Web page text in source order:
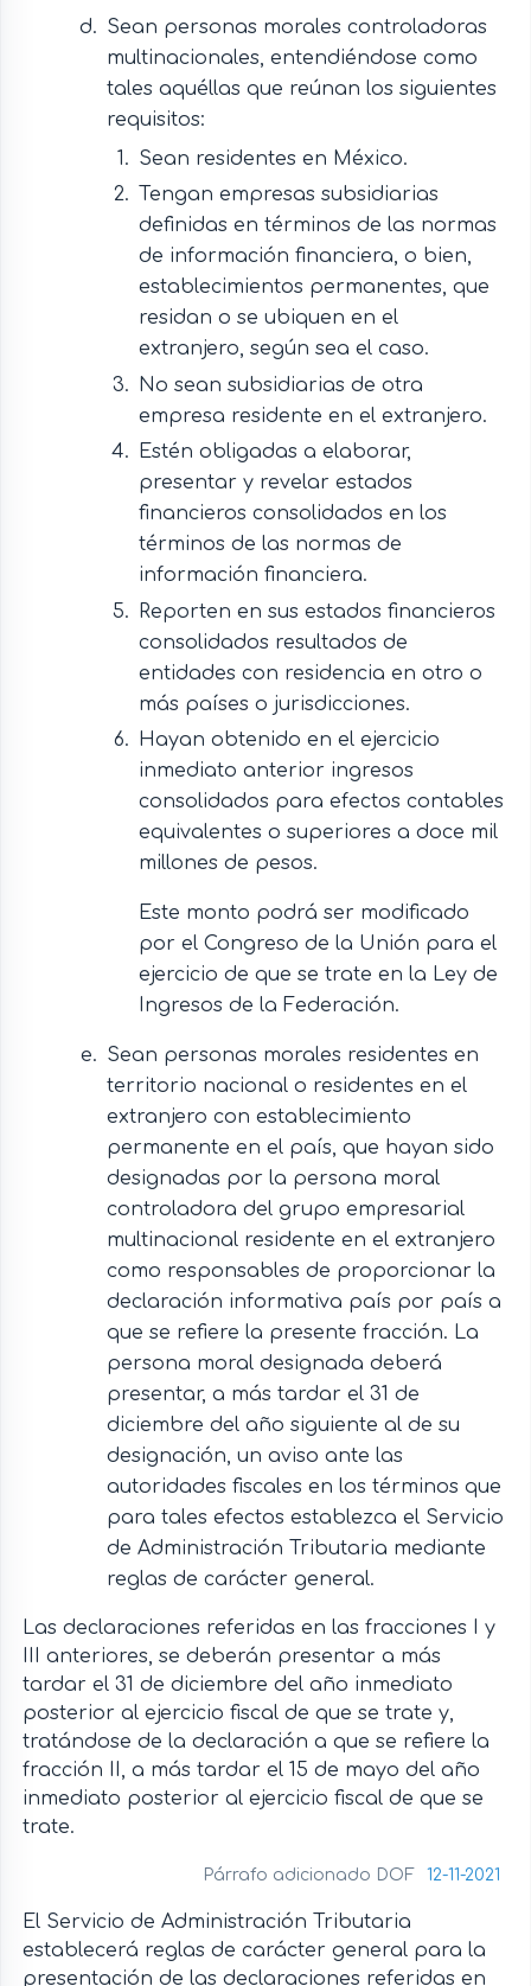
Sean personas morales controladoras
multinacionales, entendiéndose como
tales aquéllas que reúnan los siguientes
requisitos:
Sean residentes en México.
Tengan empresas subsidiarias
definidas en términos de las normas
de información financiera, o bien,
establecimientos permanentes, que
residan o se ubiquen en el
extranjero, según sea el caso.
No sean subsidiarias de otra
empresa residente en el extranjero.
Estén obligadas a elaborar,
presentar y revelar estados
financieros consolidados en los
términos de las normas de
información financiera.
Reporten en sus estados financieros
consolidados resultados de
entidades con residencia en otro o
más países o jurisdicciones.
Hayan obtenido en el ejercicio
inmediato anterior ingresos
consolidados para efectos contables
equivalentes o superiores a doce mil
millones de pesos.
Este monto podrá ser modificado
por el Congreso de la Unión para el
ejercicio de que se trate en la Ley de
Ingresos de la Federación.
Sean personas morales residentes en
territorio nacional o residentes en el
extranjero con establecimiento
permanente en el país, que hayan sido
designadas por la persona moral
controladora del grupo empresarial
multinacional residente en el extranjero
como responsables de proporcionar la
declaración informativa país por país a
que se refiere la presente fracción. La
persona moral designada deberá
presentar, a más tardar el 31 de
diciembre del año siguiente al de su
designación, un aviso ante las
autoridades fiscales en los términos que
para tales efectos establezca el Servicio
de Administración Tributaria mediante
reglas de carácter general.
Las declaraciones referidas en las fracciones I y
III anteriores, se deberán presentar a más
tardar el 31 de diciembre del año inmediato
posterior al ejercicio fiscal de que se trate y,
tratándose de la declaración a que se refiere la
fracción II, a más tardar el 15 de mayo del año
inmediato posterior al ejercicio fiscal de que se
trate.
Párrafo adicionado DOF 12-11-2021
El Servicio de Administración Tributaria
establecerá reglas de carácter general para la
presentación de las declaraciones referidas en